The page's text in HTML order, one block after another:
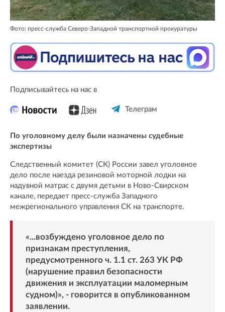
Фото: пресс-служба Северо-Западной транспортной прокуратуры
Подписывайтесь на нас в
Телеграм
По уголовному делу были назначены судебные
экспертизы
Следственный комитет (СК) России завел уголовное
дело после наезда резиновой моторной лодки на
надувной матрас с двумя детьми в Ново-Свирском
канале, передает пресс-служба Западного
межрегионального управления СК на транспорте.
«...возбуждено уголовное дело по
признакам преступления,
предусмотренного ч. 1.1 ст. 263 УК РФ
(нарушение правил безопасности
движения и эксплуатации маломерным
судном)», - говорится в опубликованном
заявлении.